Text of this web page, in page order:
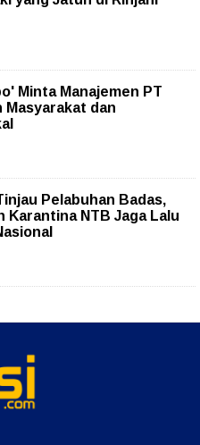
Minta Manajemen PT
Masyarakat dan
Pelabuhan Badas,
Karantina NTB Jaga Lalu